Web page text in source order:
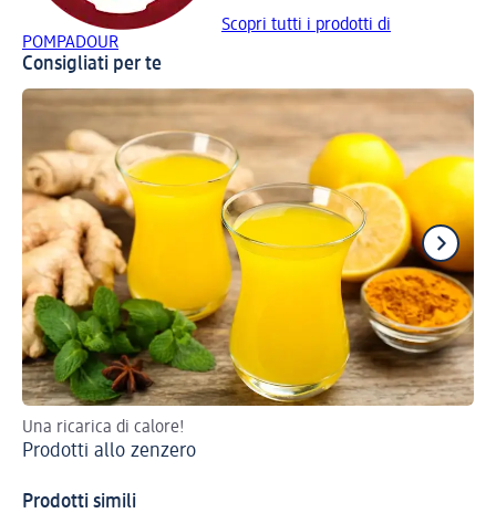
Scopri tutti i prodotti di
POMPADOUR
Consigliati per te
Una ricarica di calore!
Prodotti allo zenzero
Prodotti simili